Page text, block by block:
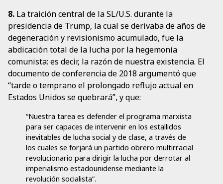
8. La traición central de la SL/U.S. durante la
presidencia de Trump, la cual se derivaba de años de
degeneración y revisionismo acumulado, fue la
abdicación total de la lucha por la hegemonía
comunista: es decir, la razón de nuestra existencia. El
documento de conferencia de 2018 argumentó que
“tarde o temprano el prolongado reflujo actual en
Estados Unidos se quebrará”, y que:
“Nuestra tarea es defender el programa marxista
para ser capaces de intervenir en los estallidos
inevitables de lucha social y de clase, a través de
los cuales se forjará un partido obrero multirracial
revolucionario para dirigir la lucha por derrotar al
imperialismo estadounidense mediante la
revolución socialista”.